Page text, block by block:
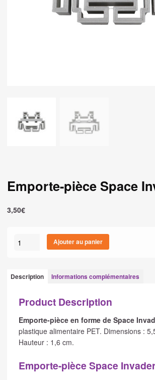
Emporte-pièce Space
3,50€
quantité
pièce
Space
Ajouter au panier
Description Informations complémentaires
Product Description
Emporte-pièce en forme de Space
plastique alimentaire PET. Dimensions :
Hauteur : 1,6 cm.
Emporte-pièce Space